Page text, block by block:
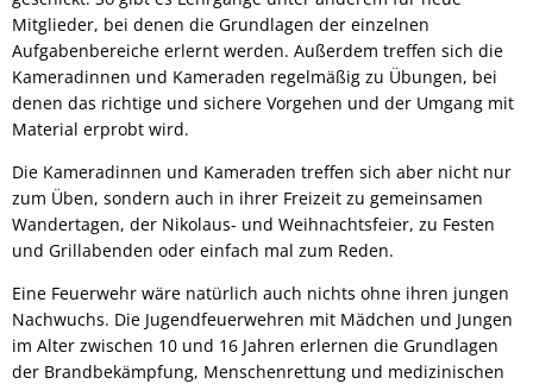
Mitglieder, bei denen die Grundlagen der einzelnen
Aufgabenbereiche erlernt werden. Außerdem treffen sich die
Kameradinnen und Kameraden regelmäßig zu Übungen, bei
denen das richtige und sichere Vorgehen und der Umgang mit
Material erprobt wird.
Die Kameradinnen und Kameraden treffen sich aber nicht nur
zum Üben, sondern auch in ihrer Freizeit zu gemeinsamen
Wandertagen, der Nikolaus- und Weihnachtsfeier, zu Festen
und Grillabenden oder einfach mal zum Reden.
Eine Feuerwehr wäre natürlich auch nichts ohne ihren jungen
Nachwuchs. Die Jugendfeuerwehren mit Mädchen und Jungen
im Alter zwischen 10 und 16 Jahren erlernen die Grundlagen
der Brandbekämpfung, Menschenrettung und medizinischen